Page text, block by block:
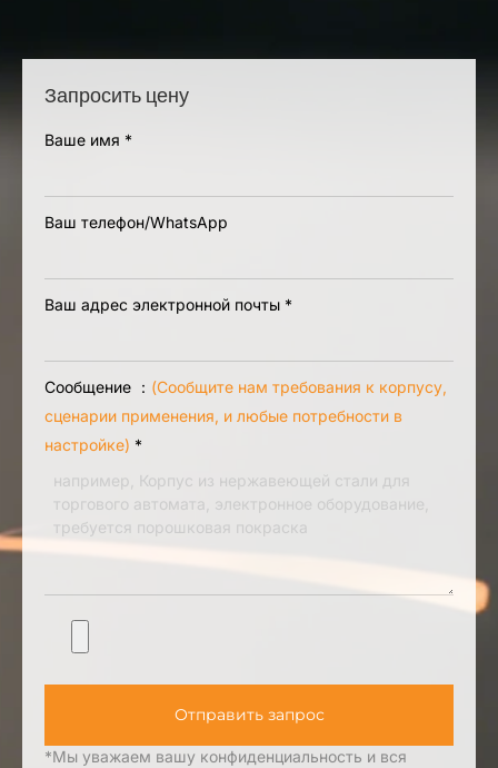
Запросить цену
Ваше имя *
Ваш телефон/WhatsApp
Ваш адрес электронной почты *
Сообщение ： (Сообщите нам требования к корпусу,
сценарии применения, и любые потребности в
настройке) *
Отправить запрос
*Мы уважаем вашу конфиденциальность и вся